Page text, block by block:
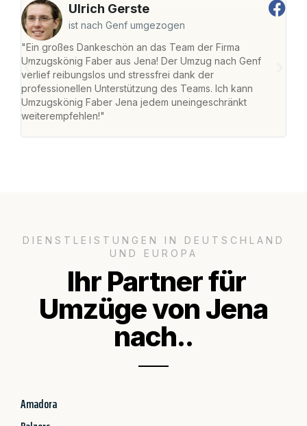
Ulrich Gerste
ist nach Genf umgezogen
"Ein großes Dankeschön an das Team der Firma
Umzugskönig Faber aus Jena! Der Umzug nach Genf
verlief reibungslos und stressfrei dank der
professionellen Unterstützung des Teams. Ich kann
Umzugskönig Faber Jena jedem uneingeschränkt
weiterempfehlen!"
DIENSTLEISTUNGEN IN DEUTSCHLAND
UND EUROPA
Ihr Partner für
Umzüge von Jena
nach..
Amadora